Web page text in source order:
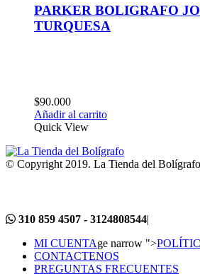
PARKER BOLIGRAFO
TURQUESA
$90.000
Añadir al carrito
Quick View
© Copyright 2019. La Tienda del
310 859 4507 - 3124808544|
MI CUENTAge narrow ">
CONTACTENOS
PREGUNTAS FRECUENTES